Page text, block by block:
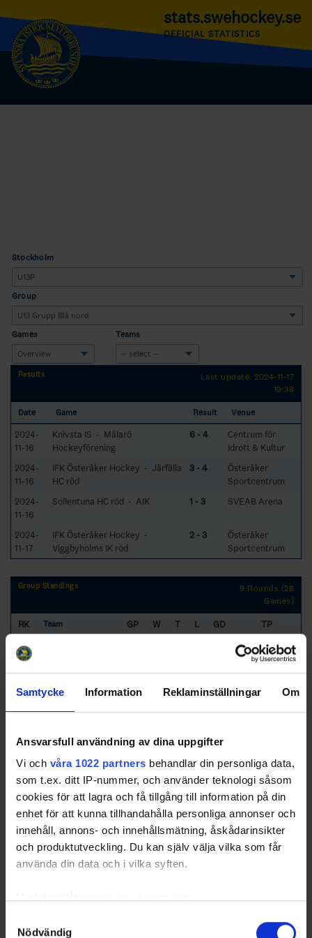
Samtycke Information Reklaminställningar Om
Ansvarsfull användning av dina uppgifter
Vi och våra 1022 partners behandlar din personliga data,
som t.ex. ditt IP-nummer, och använder teknologi såsom
cookies för att lagra och få tillgång till information på din
enhet för att kunna tillhandahålla personliga annonser och
innehåll, annons- och innehållsmätning, åskådarinsikter
och produktutveckling. Du kan själv välja vilka som får
använda din data och i vilka syften.
kan ha en noggrannhet på upp till flera meter
Nödvändig
stats.swehockey.se
OFFICIAL STATISTICS
Stockholm
Group
Games Teams
Results
Last update: 2024-11-17
19:38
Date Game Result Venue
2024-
11-16
Knivsta IS - Mälarö
Hockeyförening
6 - 4
Centrum för
Idrott & Kultur
2024-
11-16
IFK Österåker Hockey - Järfälla
HC röd
3 - 4
Österåker
Sportcentrum
2024-
11-16
Sollentuna HC röd - AIK 1 - 3 SVEAB Arena
2024-
11-17
IFK Österåker Hockey -
Viggbyholms IK röd
2 - 3
Österåker
Sportcentrum
Group Standings
9 Rounds (28
Games)
RK Team GP W T L GD
TP
1
21
3
Mälarö
Hockeyförening
7 18
5
Gimo IF HC 7 2 2 3 4
6
Järfälla HC röd 7 2 0 5 -24
6
7
Viggbyholms IK röd 7 2 0 5 -27
6
8
IFK Österåker
Hockey
7 0 1 6 -24 1
Swehockey – Svenska Ishockeyförbundets officiella app
Swehockey ger dig tillgång till nyheter, livebevakning